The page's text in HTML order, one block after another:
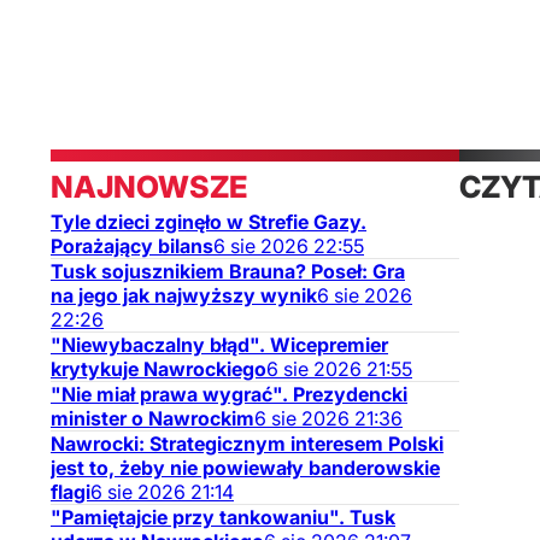
NAJNOWSZE
Tyle dzieci zginęło w Strefie Gazy.
Porażający bilans6 sie 2026 22:55
Tusk sojusznikiem Brauna? Poseł: Gra
na jego jak najwyższy wynik6 sie 2026
22:26
"Niewybaczalny błąd". Wicepremier
krytykuje Nawrockiego6 sie 2026 21:55
"Nie miał prawa wygrać". Prezydencki
minister o Nawrockim6 sie 2026 21:36
Nawrocki: Strategicznym interesem Polski
jest to, żeby nie powiewały banderowskie
flagi6 sie 2026 21:14
"Pamiętajcie przy tankowaniu". Tusk